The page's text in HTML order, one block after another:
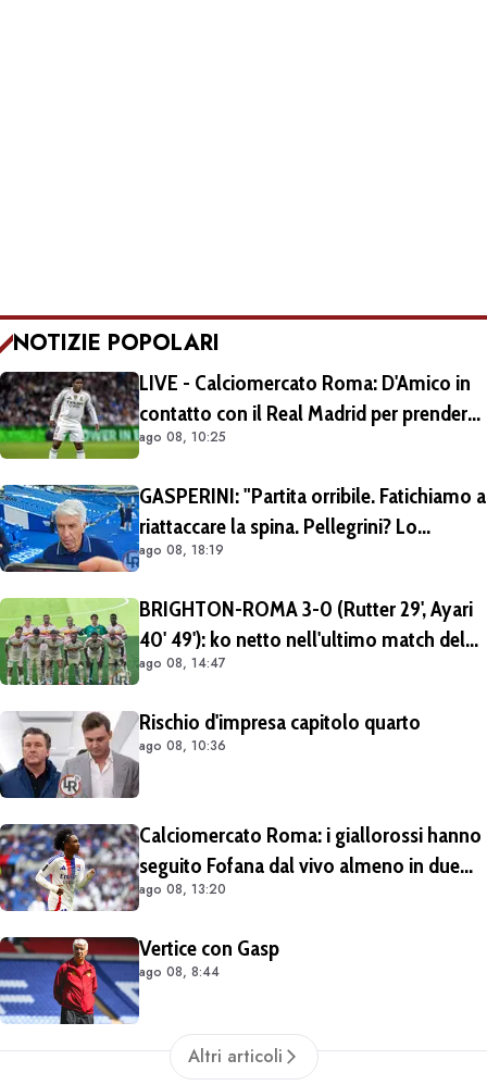
NOTIZIE POPOLARI
LIVE - Calciomercato Roma: D'Amico in
contatto con il Real Madrid per prendere
Endrick in prestito con diritto di riscatto.
ago 08, 10:25
GASPERINI: "Partita orribile. Fatichiamo a
riattaccare la spina. Pellegrini? Lo
rivedremo in campo tra un mese.
ago 08, 18:19
BRIGHTON-ROMA 3-0 (Rutter 29', Ayari
40' 49'): ko netto nell'ultimo match del
tour britannico (FOTO e VIDEO)
ago 08, 14:47
Rischio d'impresa capitolo quarto
ago 08, 10:36
Calciomercato Roma: i giallorossi hanno
seguito Fofana dal vivo almeno in due
occasioni. Costa 40/45 milioni
ago 08, 13:20
Vertice con Gasp
ago 08, 8:44
Altri articoli